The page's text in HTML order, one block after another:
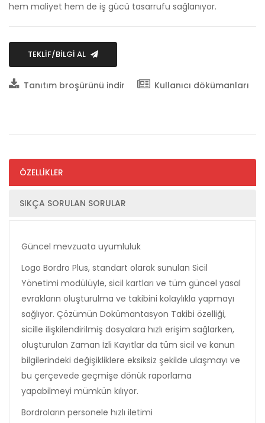
hem maliyet hem de iş gücü tasarrufu sağlanıyor.
TEKLİF/BİLGİ AL
Tanıtım broşürünü indir Kullanıcı dökümanları
ÖZELLİKLER
SIKÇA SORULAN SORULAR
Güncel mevzuata uyumluluk
Logo Bordro Plus, standart olarak sunulan Sicil
Yönetimi modülüyle, sicil kartları ve tüm güncel yasal
evrakların oluşturulma ve takibini kolaylıkla yapmayı
sağlıyor. Çözümün Dokümantasyon Takibi özelliği,
sicille ilişkilendirilmiş dosyalara hızlı erişim sağlarken,
oluşturulan Zaman İzli Kayıtlar da tüm sicil ve kanun
bilgilerindeki değişikliklere eksiksiz şekilde ulaşmayı ve
bu çerçevede geçmişe dönük raporlama
yapabilmeyi mümkün kılıyor.
Bordroların personele hızlı iletimi